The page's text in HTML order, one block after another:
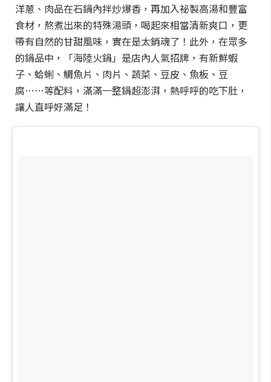
洋蔥、肉品在石鍋內拌炒爆香，再加入祕製高湯和豐富
食材，熬煮出來的特殊湯頭，喝起來相當清新爽口，更
帶有自然的甘甜風味，實在是太銷魂了！此外，在眾多
的鍋品中，「海陸火鍋」是店內人氣招牌，有新鮮蝦
子、蛤蜊、鯛魚片、肉片、蔬菜、豆皮、魚板、豆
腐……等配料，滿滿一整鍋超澎湃，熱呼呼的吃下肚，
讓人直呼好滿足！